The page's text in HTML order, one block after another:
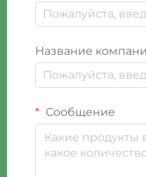
Название
Сообщение